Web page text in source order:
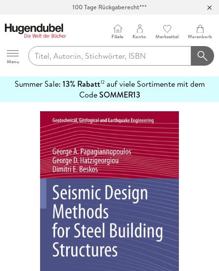
100 Tage Rückgaberecht***
Hugendubel
Menu
Filiale Konto Merkzettel Warenkorb
Summer Sale: 13% Rabatt12auf viele Sortimente mit dem
CodeSOMMER13
erfahren